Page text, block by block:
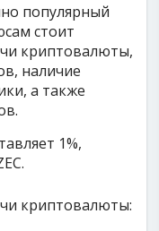
популярный
стоит
криптовалюты,
наличие
а также
1%,
криптовалюты: